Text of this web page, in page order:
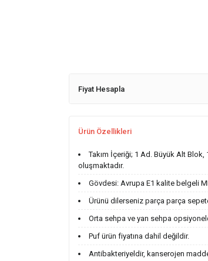
Fiyat Hesapla
Ürün Özellikleri
Takım İçeriği; 1 Ad. Büyük Alt
oluşmaktadır.
Gövdesi: Avrupa E1 kalite belgeli
Ürünü dilerseniz parça parça
Orta sehpa ve yan sehpa
Puf ürün fiyatına dahil değildir.
Antibakteriyeldir, kanserojen